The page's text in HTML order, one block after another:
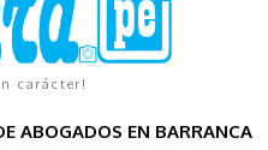
carácter!
ABOGADOS EN BARRANCA